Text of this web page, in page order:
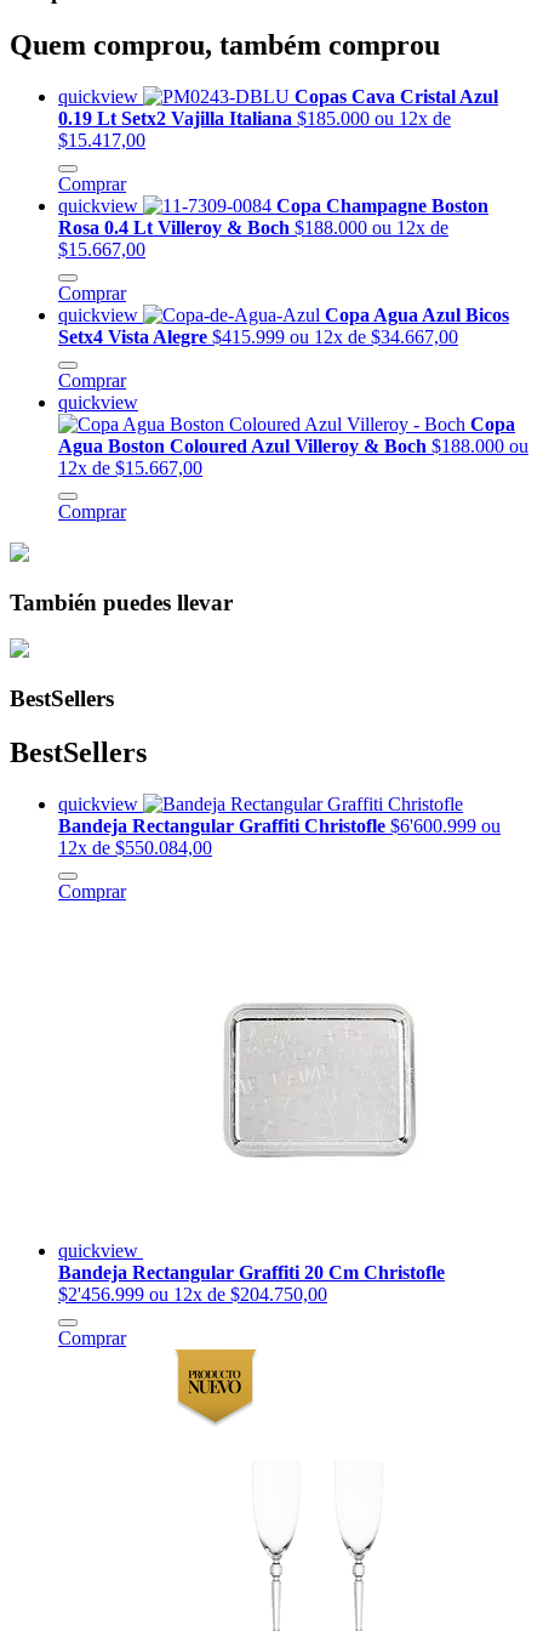
Quem comprou, também comprou
quickview
Copas Cava Cristal Azul
0.19 Lt Setx2 Vajilla Italiana $185.000 ou 12x de
$15.417,00
Comprar
quickview
Copa Champagne Boston
Rosa 0.4 Lt Villeroy & Boch $188.000 ou 12x de
$15.667,00
Comprar
quickview
Copa Agua Azul Bicos
Setx4 Vista Alegre $415.999 ou 12x de $34.667,00
Comprar
quickview
Copa
Agua Boston Coloured Azul Villeroy & Boch $188.000 ou
12x de $15.667,00
Comprar
También puedes llevar
BestSellers
BestSellers
quickview
Bandeja Rectangular Graffiti Christofle $6'600.999 ou
12x de $550.084,00
Comprar
quickview
Bandeja Rectangular Graffiti 20 Cm Christofle
$2'456.999 ou 12x de $204.750,00
Comprar